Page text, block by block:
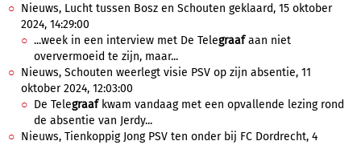
Nieuws, Lucht tussen Bosz en Schouten geklaard, 15 oktober
2024, 14:29:00
...week in een interview met De Telegraafaan niet
oververmoeid te zijn, maar...
Nieuws, Schouten weerlegt visie PSV op zijn absentie, 11
oktober 2024, 12:03:00
De Telegraafkwam vandaag met een opvallende lezing rond
de absentie van Jerdy...
Nieuws, Tienkoppig Jong PSV ten onder bij FC Dordrecht, 4